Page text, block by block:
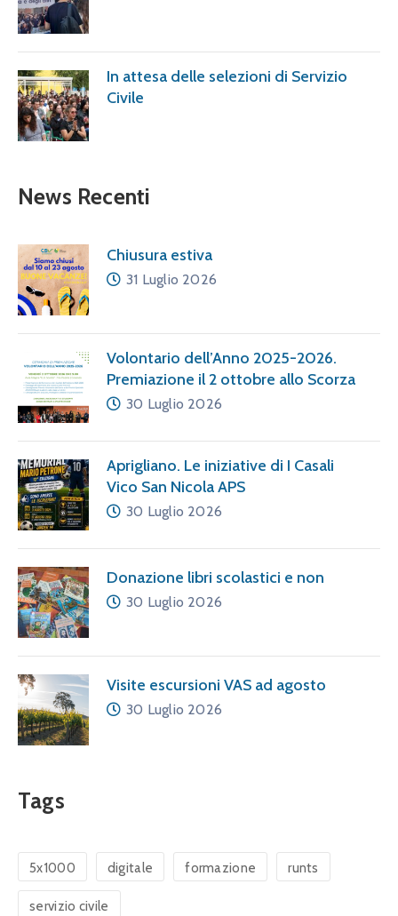
In attesa delle selezioni di Servizio
Civile
News Recenti
Chiusura estiva
31 Luglio 2026
Volontario dell’Anno 2025-2026.
Premiazione il 2 ottobre allo Scorza
30 Luglio 2026
Aprigliano. Le iniziative di I Casali
Vico San Nicola APS
30 Luglio 2026
Donazione libri scolastici e non
30 Luglio 2026
Visite escursioni VAS ad agosto
30 Luglio 2026
Tags
5x1000 digitale formazione runts
servizio civile